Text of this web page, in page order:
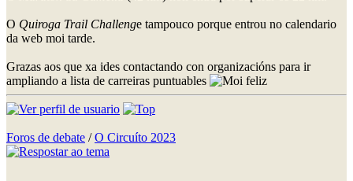
O Quiroga Trail Challenge tampouco porque entrou no calendario
da web moi tarde.
Grazas aos que xa ides contactando con organizacións para ir
ampliando a lista de carreiras puntuables
Foros de debate /O Circuíto 2023